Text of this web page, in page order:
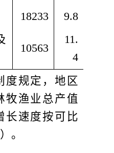
18233
9.8
10563
11.
4
度规定，地区
牧渔业总产值
长速度按可比
。